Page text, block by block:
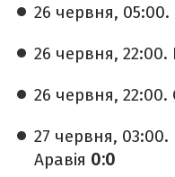
26 червня, 05:00.
26 червня, 22:00.
26 червня, 22:00.
27 червня, 03:00.
Аравія 0:0